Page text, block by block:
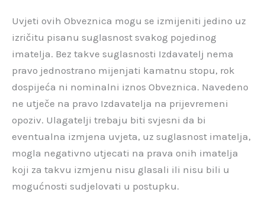
Uvjeti ovih Obveznica mogu se izmijeniti jedino uz
izričitu pisanu suglasnost svakog pojedinog
imatelja. Bez takve suglasnosti Izdavatelj nema
pravo jednostrano mijenjati kamatnu stopu, rok
dospijeća ni nominalni iznos Obveznica. Navedeno
ne utječe na pravo Izdavatelja na prijevremeni
opoziv. Ulagatelji trebaju biti svjesni da bi
eventualna izmjena uvjeta, uz suglasnost imatelja,
mogla negativno utjecati na prava onih imatelja
koji za takvu izmjenu nisu glasali ili nisu bili u
mogućnosti sudjelovati u postupku.